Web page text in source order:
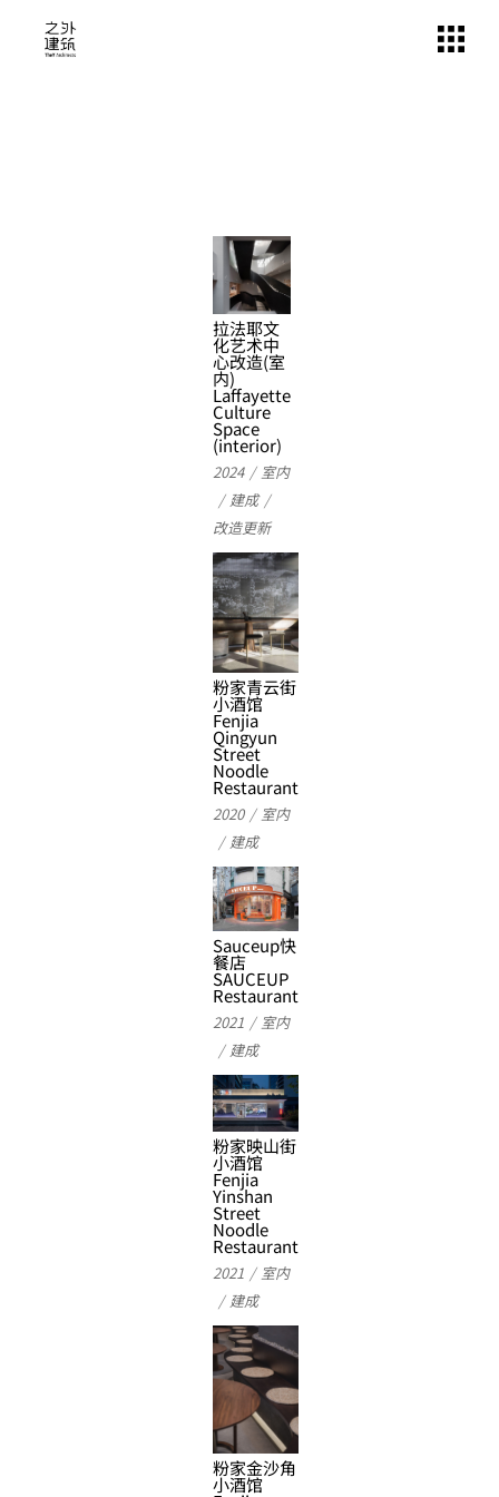
拉法耶文
化艺术中
心改造(室
内)
Laffayette
Culture
Space
(interior)
2024
室内
建成
改造更新
粉家青云街
小酒馆
Fenjia
Qingyun
Street
Noodle
Restaurant
2020
室内
建成
Sauceup快
餐店
SAUCEUP
Restaurant
2021
室内
建成
粉家映山街
小酒馆
Fenjia
Yinshan
Street
Noodle
Restaurant
2021
室内
建成
粉家金沙角
小酒馆